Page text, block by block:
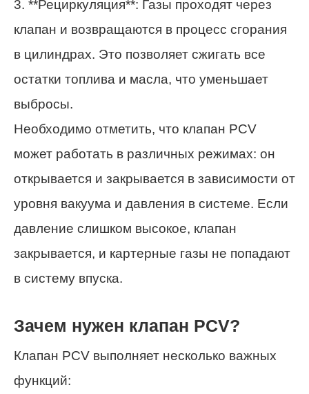
3. **Рециркуляция**: Газы проходят через
клапан и возвращаются в процесс сгорания
в цилиндрах. Это позволяет сжигать все
остатки топлива и масла, что уменьшает
выбросы.
Необходимо отметить, что клапан PCV
может работать в различных режимах: он
открывается и закрывается в зависимости от
уровня вакуума и давления в системе. Если
давление слишком высокое, клапан
закрывается, и картерные газы не попадают
в систему впуска.
Зачем нужен клапан PCV?
Клапан PCV выполняет несколько важных
функций: